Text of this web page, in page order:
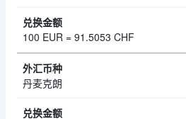
100 EUR = 91.5053 CHF
丹麦克朗